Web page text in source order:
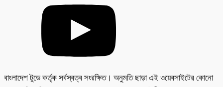
বাংলাদেশ টুডে কর্তৃক সর্বস্বত্ব সংরক্ষিত। অনুমতি ছাড়া এই ওয়েবসাইটের কোনো